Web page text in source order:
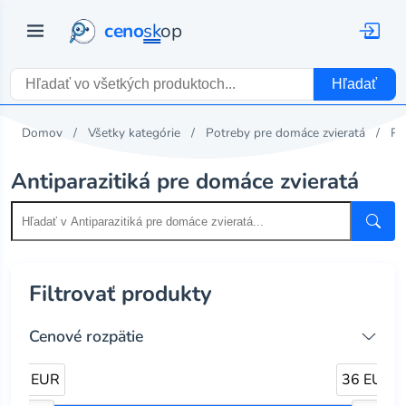
cenoskop
Hľadať
Domov Všetky kategórie Potreby pre domáce zvieratá
Antiparazitiká pre domáce zvieratá
Filtrovať produkty
Cenové rozpätie
6 EUR 36 EUR